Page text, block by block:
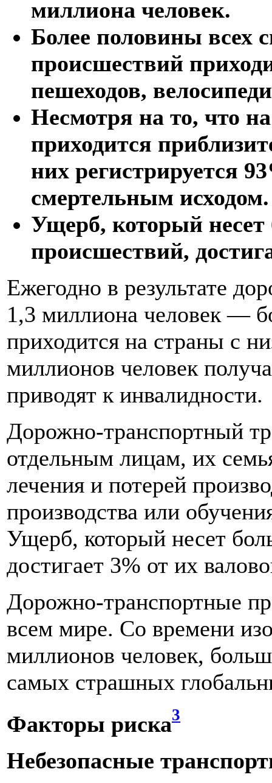
миллиона человек.
Более половины всех
происшествий
пешеходов,
Несмотря на то, что
приходится
них регистрируется
смертельным исходом.
Ущерб, который несет
происшествий,
Ежегодно в результате
1,3 миллиона человек —
приходится на страны с
миллионов человек
приводят к инвалидности.
Дорожно-транспортный
отдельным лицам, их
лечения и потерей
производства или
Ущерб, который несет
достигает 3% от их
Дорожно-транспортные
всем мире. Со времени
миллионов человек,
самых страшных
Факторы риска3
Небезопасные